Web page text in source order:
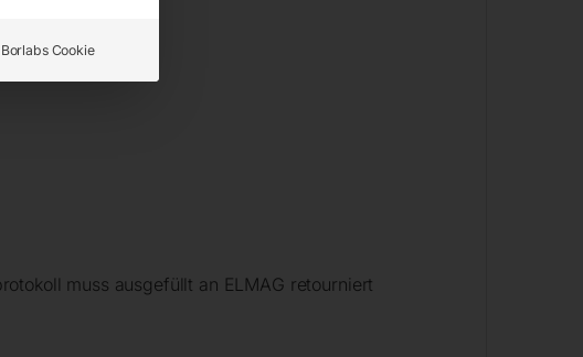
muss ausgefüllt an ELMAG retourniert
Borlabs Cookie